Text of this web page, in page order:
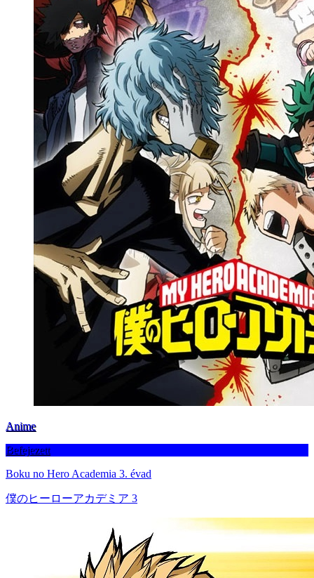
Anime
Befejezett
Boku no Hero Academia 3. évad
僕のヒーローアカデミア 3